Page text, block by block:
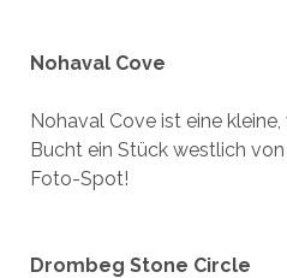
Nohaval Cove
Nohaval Cove ist eine
Bucht ein Stück westlich
Foto-Spot!
Drombeg Stone Circle